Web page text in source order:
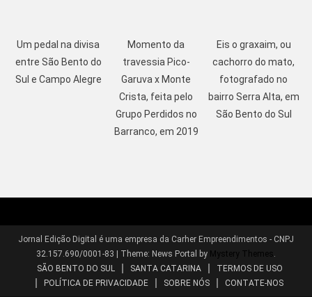
Um pedal na divisa
entre São Bento do
Sul e Campo Alegre
Momento da
travessia Pico-
Garuva x Monte
Crista, feita pelo
Grupo Perdidos no
Barranco, em 2019
Eis o graxaim, ou
cachorro do mato,
fotografado no
bairro Serra Alta, em
São Bento do Sul
Jornal Edição Digital é uma empresa da Carher Empreendimentos - CNPJ
32.157.690/0001-83
Theme: News Portal by Mystery Themes .
SÃO BENTO DO SUL
SANTA CATARINA
TERMOS DE USO
POLÍTICA DE PRIVACIDADE
SOBRE NÓS CONTATE-NOS